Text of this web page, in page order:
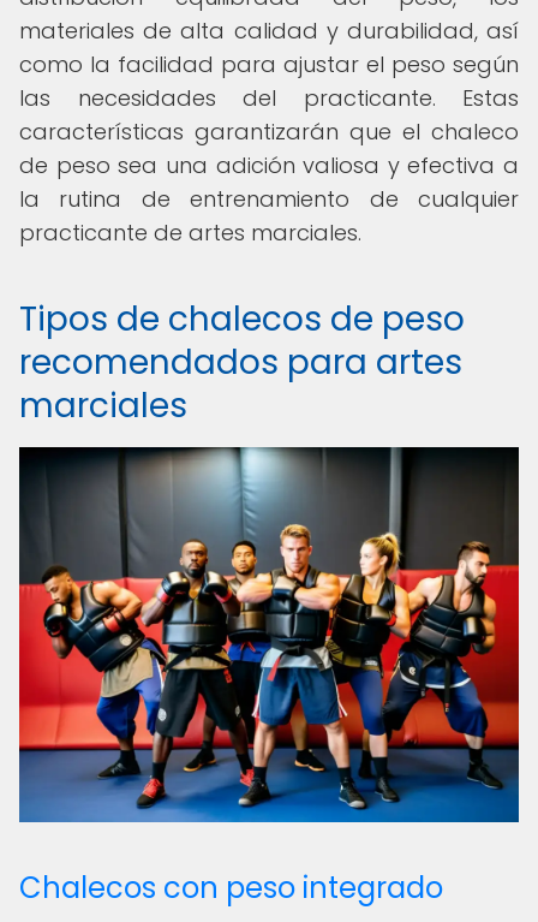
materiales de alta calidad y durabilidad, así
como la facilidad para ajustar el peso según
las necesidades del practicante. Estas
características garantizarán que el chaleco
de peso sea una adición valiosa y efectiva a
la rutina de entrenamiento de cualquier
practicante de artes marciales.
Tipos de chalecos de peso
recomendados para artes
marciales
Chalecos con peso integrado